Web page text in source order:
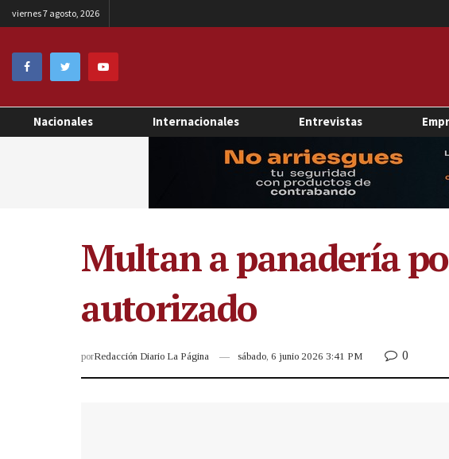
viernes 7 agosto, 2026
Nacionales Internacionales Entrevistas
Multan a panadería
autorizado
porRedacción Diario La Página sábado, 6 junio 2026 3:41 PM 0